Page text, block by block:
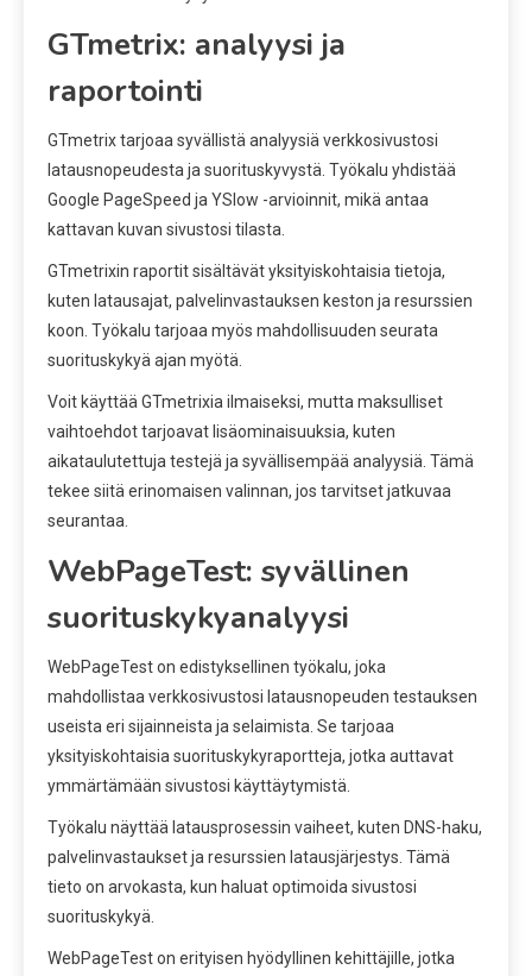
GTmetrix: analyysi ja
raportointi
GTmetrix tarjoaa syvällistä analyysiä verkkosivustosi
latausnopeudesta ja suorituskyvystä. Työkalu yhdistää
Google PageSpeed ja YSlow -arvioinnit, mikä antaa
kattavan kuvan sivustosi tilasta.
GTmetrixin raportit sisältävät yksityiskohtaisia tietoja,
kuten latausajat, palvelinvastauksen keston ja resurssien
koon. Työkalu tarjoaa myös mahdollisuuden seurata
suorituskykyä ajan myötä.
Voit käyttää GTmetrixia ilmaiseksi, mutta maksulliset
vaihtoehdot tarjoavat lisäominaisuuksia, kuten
aikataulutettuja testejä ja syvällisempää analyysiä. Tämä
tekee siitä erinomaisen valinnan, jos tarvitset jatkuvaa
seurantaa.
WebPageTest: syvällinen
suorituskykyanalyysi
WebPageTest on edistyksellinen työkalu, joka
mahdollistaa verkkosivustosi latausnopeuden testauksen
useista eri sijainneista ja selaimista. Se tarjoaa
yksityiskohtaisia suorituskykyraportteja, jotka auttavat
ymmärtämään sivustosi käyttäytymistä.
Työkalu näyttää latausprosessin vaiheet, kuten DNS-haku,
palvelinvastaukset ja resurssien latausjärjestys. Tämä
tieto on arvokasta, kun haluat optimoida sivustosi
suorituskykyä.
WebPageTest on erityisen hyödyllinen kehittäjille, jotka